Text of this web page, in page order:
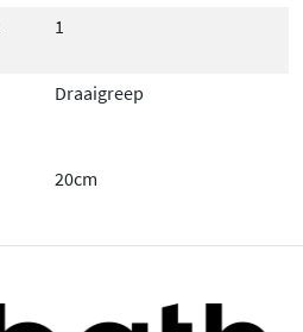
1
Draaigreep
20cm